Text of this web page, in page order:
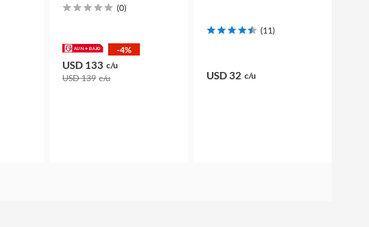
(0)
-4%
USD 133 c/u
USD 139 c/u
(11)
USD 32 c/u